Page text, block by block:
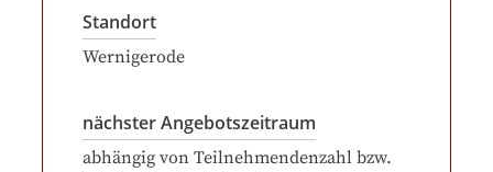
Standort
Wernigerode
nächster Angebotszeitraum
abhängig von Teilnehmendenzahl bzw.